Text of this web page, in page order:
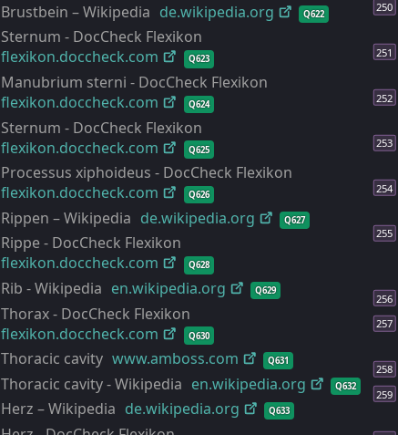
Brustbein – Wikipedia de.wikipedia.org Q622
Sternum - DocCheck Flexikon
flexikon.doccheck.com
Q623
Manubrium sterni - DocCheck Flexikon
flexikon.doccheck.com
Q624
Sternum - DocCheck Flexikon
flexikon.doccheck.com
Q625
Processus xiphoideus - DocCheck Flexikon
flexikon.doccheck.com
Q626
Rippen – Wikipedia de.wikipedia.org Q627
Rippe - DocCheck Flexikon
flexikon.doccheck.com
Q628
Rib - Wikipedia en.wikipedia.org Q629
Thorax - DocCheck Flexikon
flexikon.doccheck.com
Q630
Thoracic cavity www.amboss.com Q631
Thoracic cavity - Wikipedia en.wikipedia.org Q632
Herz – Wikipedia de.wikipedia.org Q633